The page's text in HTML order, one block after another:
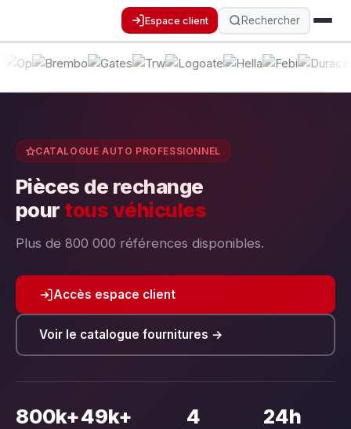
Espace client Rechercher
CATALOGUE AUTO PROFESSIONNEL
Pièces de rechange
pour tous véhicules
Plus de 800 000 références disponibles.
Accès espace client
Voir le catalogue fournitures →
800k+49k+ 4 24h